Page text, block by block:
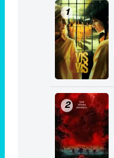
1
2